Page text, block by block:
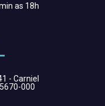
as 18h
- Carniel
000